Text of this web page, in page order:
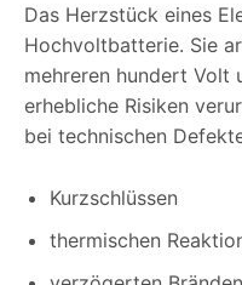
Das Herzstück eines
Hochvoltbatterie. Sie
mehreren hundert Volt
erhebliche Risiken
bei technischen
Kurzschlüssen
thermischen